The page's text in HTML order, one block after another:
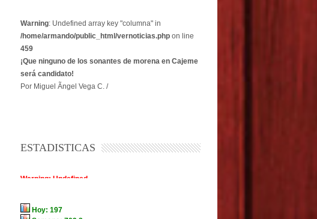
Warning: Undefined array key "columna" in
/home/armando/public_html/vernoticias.php on line
459
¡Que ninguno de los sonantes de morena en Cajeme
será candidato!
Por Miguel Ãngel Vega C. /
ESTADISTICAS